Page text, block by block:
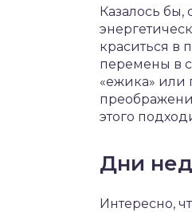
Казалось
краситься в
перемены в
«ежика» или
этого
Дни
Интересно,